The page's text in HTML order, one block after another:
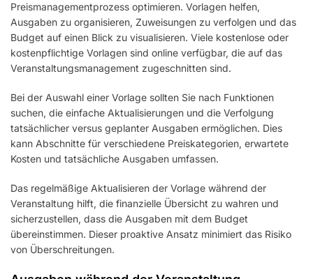
Preismanagementprozess optimieren. Vorlagen helfen,
Ausgaben zu organisieren, Zuweisungen zu verfolgen und das
Budget auf einen Blick zu visualisieren. Viele kostenlose oder
kostenpflichtige Vorlagen sind online verfügbar, die auf das
Veranstaltungsmanagement zugeschnitten sind.
Bei der Auswahl einer Vorlage sollten Sie nach Funktionen
suchen, die einfache Aktualisierungen und die Verfolgung
tatsächlicher versus geplanter Ausgaben ermöglichen. Dies
kann Abschnitte für verschiedene Preiskategorien, erwartete
Kosten und tatsächliche Ausgaben umfassen.
Das regelmäßige Aktualisieren der Vorlage während der
Veranstaltung hilft, die finanzielle Übersicht zu wahren und
sicherzustellen, dass die Ausgaben mit dem Budget
übereinstimmen. Dieser proaktive Ansatz minimiert das Risiko
von Überschreitungen.